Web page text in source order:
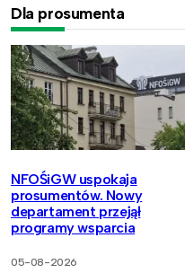
Dla prosumenta
NFOŚiGW uspokaja
prosumentów. Nowy
departament przejął
programy wsparcia
05-08-2026